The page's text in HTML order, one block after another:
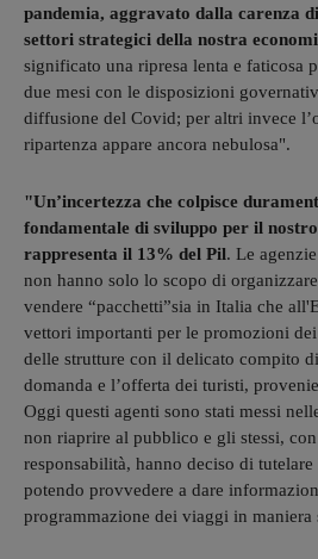
pandemia, aggravato dalla carenza
settori strategici della nostra
significato una ripresa lenta e faticosa
due mesi con le disposizioni
diffusione del Covid; per altri invece
ripartenza appare ancora nebulosa".
"Un’incertezza che colpisce
fondamentale di sviluppo per il
rappresenta il 13% del Pil. Le
non hanno solo lo scopo di
vendere “pacchetti”sia in Italia che
vettori importanti per le promozioni
delle strutture con il delicato compito
domanda e l’offerta dei turisti,
Oggi questi agenti sono stati messi
non riaprire al pubblico e gli stessi,
responsabilità, hanno deciso di
potendo provvedere a dare
programmazione dei viaggi in maniera